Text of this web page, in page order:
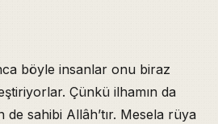
böyle insanlar onu biraz
Çünkü ilhamın da
de sahibi Allâh’tır. Mesela rüya